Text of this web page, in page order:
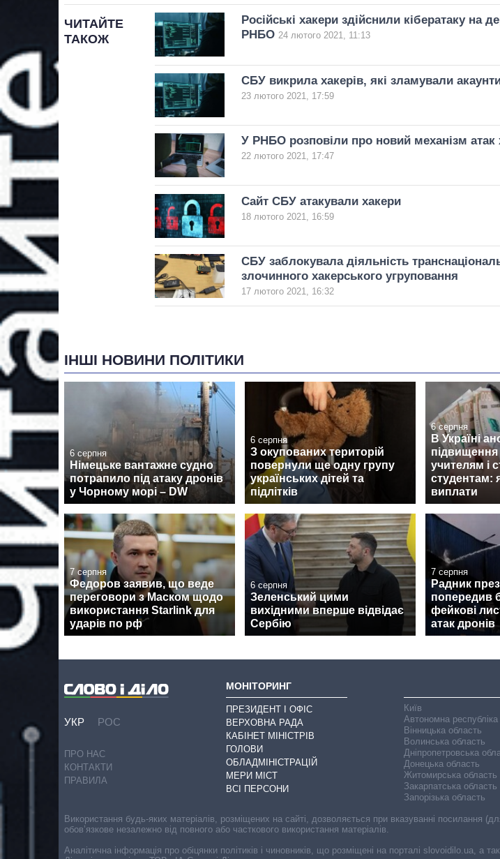
ЧИТАЙТЕ
ТАКОЖ
Російські хакери здійснили кібератаку на
РНБО 24 лютого 2021, 11:13
СБУ викрила хакерів, які зламували
23 лютого 2021, 17:59
У РНБО розповіли про новий механізм атак
22 лютого 2021, 17:47
Сайт СБУ атакували хакери
18 лютого 2021, 16:59
СБУ заблокувала діяльність
злочинного хакерського угруповання
17 лютого 2021, 16:32
ІНШІ НОВИНИ ПОЛІТИКИ
6 серпня
Німецьке вантажне судно
потрапило під атаку дронів
у Чорному морі – DW
6 серпня
З окупованих територій
повернули ще одну групу
українських дітей та
підлітків
6 серпня
В Україні
підвищення
учителям і
студентам:
виплати
7 серпня
Федоров заявив, що веде
переговори з Маском щодо
використання Starlink для
ударів по рф
6 серпня
Зеленський цими
вихідними вперше відвідає
Сербію
7 серпня
Радник
попередив
фейкові
атак дронів
УКР РОС
ПРО НАС
КОНТАКТИ
ПРАВИЛА
МОНІТОРИНГ
ПРЕЗИДЕНТ І ОФІС
ВЕРХОВНА РАДА
КАБІНЕТ МІНІСТРІВ
ГОЛОВИ
ОБЛАДМІНІСТРАЦІЙ
МЕРИ МІСТ
ВСІ ПЕРСОНИ
Київ
Автономна
Вінницька область
Волинська область
Дніпропетровська
Донецька область
Житомирська область
Закарпатська область
Запорізька область
Використання будь-яких матеріалів, розміщених на сайті, дозволяється при вказуванні посилання
обов’язкове незалежно від повного або часткового використання матеріалів.
Аналітична інформація про обіцянки політиків і чиновників, що розміщені на порталі slovoidilo.ua,